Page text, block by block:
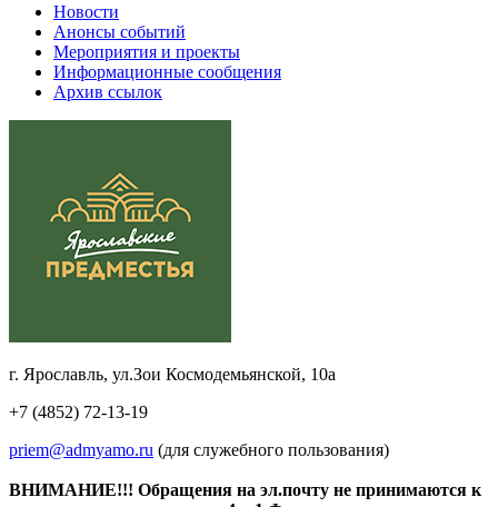
Новости
Анонсы событий
Мероприятия и проекты
Информационные сообщения
Архив ссылок
г. Ярославль, ул.Зои Космодемьянской, 10а
+7 (4852) 72-13-19
priem@admyamo.ru (для служебного пользования)
ВНИМАНИЕ!!! Обращения на эл.почту не принимаются к